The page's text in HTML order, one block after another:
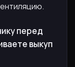
перед
выкуп